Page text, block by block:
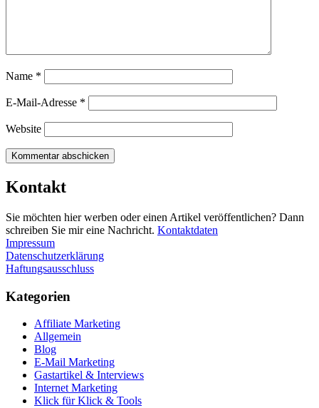
Name *
E-Mail-Adresse *
Website
Kontakt
Sie möchten hier werben oder einen Artikel veröffentlichen? Dann
schreiben Sie mir eine Nachricht. Kontaktdaten
Impressum
Datenschutzerklärung
Haftungsausschluss
Kategorien
Affiliate Marketing
Allgemein
Blog
E-Mail Marketing
Gastartikel & Interviews
Internet Marketing
Klick für Klick & Tools